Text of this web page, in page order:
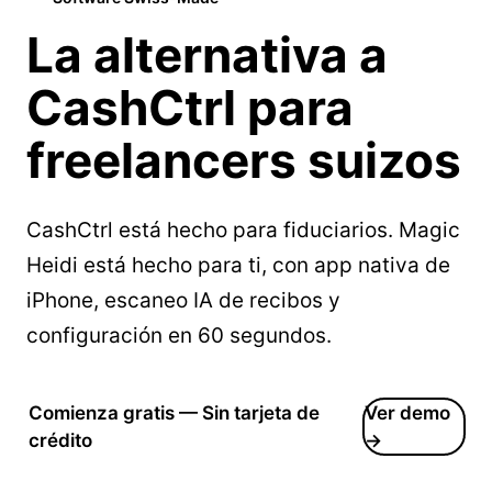
La alternativa a
CashCtrl para
freelancers suizos
CashCtrl está hecho para fiduciarios. Magic
Heidi está hecho para ti, con app nativa de
iPhone, escaneo IA de recibos y
configuración en 60 segundos.
Comienza gratis — Sin tarjeta de
crédito
Ver demo
→